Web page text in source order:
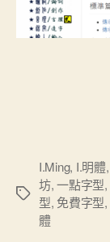
標
I.Ming, I.明體,
坊,一點字型,
型, 免費字型,
體